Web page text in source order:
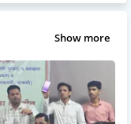
Show more